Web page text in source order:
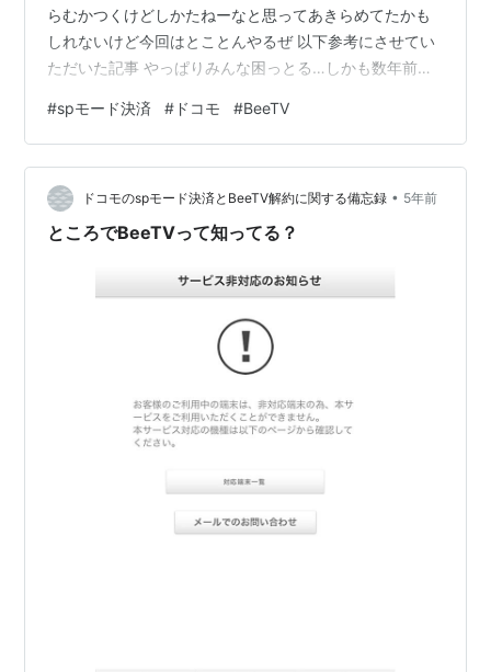
らむかつくけどしかたねーなと思ってあきらめてたかも
しれないけど今回はとことんやるぜ 以下参考にさせてい
ただいた記事 やっぱりみんな困っとる…しかも数年前か
がなあ とくにはあ？！と思ったのがこちら よく聞く「最
初は無料なので後でご自分で外して下さい」商法。誰が
見てるのかよくわからんBeeTVなんかが儲かっているの
は大体この解約忘れによるものだそうな。 これやばくな
い？！ わかっててやってるってことでしょ？！ ほんと悪
#spモード決済 # ドコモ #BeeTV
ドコモのspモード決済とBeeTV解約に関する備忘録 • 5年前
ところでBeeTVって知ってる？